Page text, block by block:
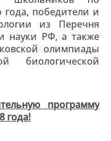
года, победители и
из Перечня
науки РФ, а также
олимпиады
биологической
программу
года!